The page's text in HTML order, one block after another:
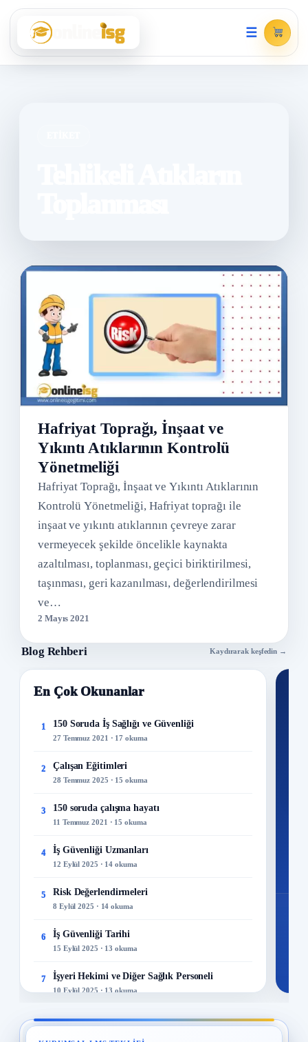
☰
Hafriyat Toprağı, İnşaat ve
Yıkıntı Atıklarının Kontrolü
Yönetmeliği
Hafriyat Toprağı, İnşaat ve Yıkıntı Atıklarının
Kontrolü Yönetmeliği, Hafriyat toprağı ile
inşaat ve yıkıntı atıklarının çevreye zarar
vermeyecek şekilde öncelikle kaynakta
azaltılması, toplanması, geçici biriktirilmesi,
taşınması, geri kazanılması, değerlendirilmesi
ve…
2 Mayıs 2021
Blog Rehberi Kaydırarak keşfedin →
En Çok Okunanlar
1 150 Soruda İş Sağlığı ve Güvenliği
27 Temmuz 2021 · 17 okuma
2 Çalışan Eğitimleri
28 Temmuz 2025 · 15 okuma
3 150 soruda çalışma hayatı
11 Temmuz 2021 · 15 okuma
4 İş Güvenliği Uzmanları
12 Eylül 2025 · 14 okuma
5 Risk Değerlendirmeleri
8 Eylül 2025 · 14 okuma
6 İş Güvenliği Tarihi
15 Eylül 2025 · 13 okuma
7 İşyeri Hekimi ve Diğer Sağlık Personeli
10 Eylül 2025 · 13 okuma
8 Kadın Çalışanların Çalıştırılması